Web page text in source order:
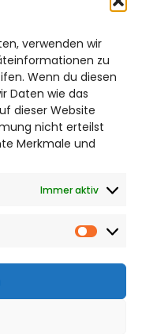
verwenden wir
zu
Wenn du diesen
Daten wie das
dieser Website
nicht erteilst
Merkmale und
Immer aktiv